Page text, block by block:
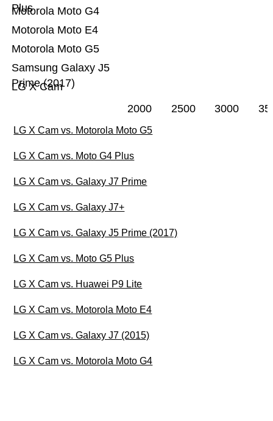
LG X Cam
Samsung Galaxy J5
Prime (2017)
Motorola Moto G5
Motorola Moto E4
Motorola Moto G4
Plus
2000 2500 3000
LG X Cam vs. Motorola Moto G5
LG X Cam vs. Moto G4 Plus
LG X Cam vs. Galaxy J7 Prime
LG X Cam vs. Galaxy J7+
LG X Cam vs. Galaxy J5 Prime (2017)
LG X Cam vs. Moto G5 Plus
LG X Cam vs. Huawei P9 Lite
LG X Cam vs. Motorola Moto E4
LG X Cam vs. Galaxy J7 (2015)
LG X Cam vs. Motorola Moto G4